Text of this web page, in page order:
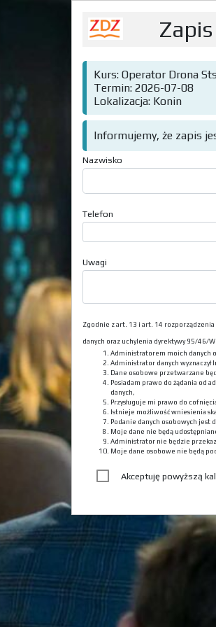
Kurs: Operator Drona
Termin: 2026-07-08
Lokalizacja: Konin
Informujemy, że zapis
Nazwisko
Telefon
Uwagi
Zgodnie z art. 13 i art. 14
danych oraz uchylenia dyrektywy 95/46/
Administratorem moich danych
Administrator danych
Dane osobowe przetwarzane
Posiadam prawo do żądania od
danych,
Przysługuje mi prawo do
Istnieje możliwość wniesienia
Podanie danych osobowych jest
Moje dane nie będą
Administrator nie będzie
Moje dane osobowe nie będą
Akceptuję powyższą